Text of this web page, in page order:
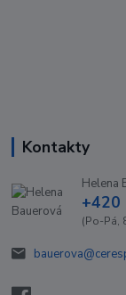
Kontakty
Helena
+420
(Po-Pá,